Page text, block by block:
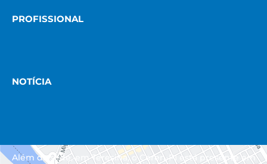
PROFISSIONAL
NOTÍCIA
Além da sede, em Teresina, o Coren-PI está presente em